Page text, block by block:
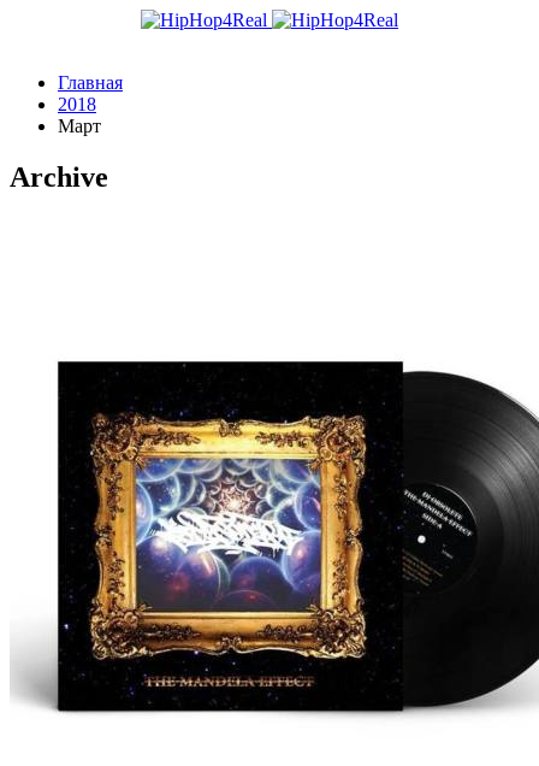
Главная
2018
Март
Archive